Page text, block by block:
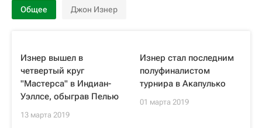
Общее Джон Изнер
Изнер вышел в
четвертый круг
"Мастерса" в Индиан-
Уэллсе, обыграв Пелью
13 марта 2019
Изнер стал последним
полуфиналистом
турнира в Акапулько
01 марта 2019